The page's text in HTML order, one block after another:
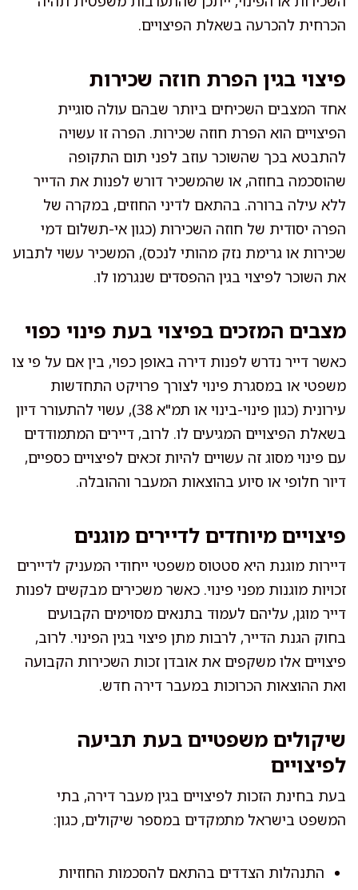
הכרחית להכרעה בשאלת הפיצויים.
פיצוי בגין הפרת חוזה שכירות
אחד המצבים השכיחים ביותר שבהם עולה סוגיית
הפיצויים הוא הפרת חוזה שכירות. הפרה זו עשויה
להתבטא בכך שהשוכר עוזב לפני תום התקופה
שהוסכמה בחוזה, או שהמשכיר דורש לפנות את הדייר
ללא עילה ברורה. בהתאם לדיני החוזים, במקרה של
הפרה יסודית של חוזה השכירות (כגון אי-תשלום דמי
שכירות או גרימת נזק מהותי לנכס), המשכיר עשוי לתבוע
את השוכר לפיצוי בגין ההפסדים שנגרמו לו.
מצבים המזכים בפיצוי בעת פינוי כפוי
כאשר דייר נדרש לפנות דירה באופן כפוי, בין אם על פי צו
משפטי או במסגרת פינוי לצורך פרויקט התחדשות
עירונית (כגון פינוי-בינוי או תמ"א 38), עשוי להתעורר דיון
בשאלת הפיצויים המגיעים לו. לרוב, דיירים המתמודדים
עם פינוי מסוג זה עשויים להיות זכאים לפיצויים כספיים,
דיור חלופי או סיוע בהוצאות המעבר וההובלה.
פיצויים מיוחדים לדיירים מוגנים
דיירות מוגנת היא סטטוס משפטי ייחודי המעניק לדיירים
זכויות מוגנות מפני פינוי. כאשר משכירים מבקשים לפנות
דייר מוגן, עליהם לעמוד בתנאים מסוימים הקבועים
בחוק הגנת הדייר, לרבות מתן פיצוי בגין הפינוי. לרוב,
פיצויים אלו משקפים את אובדן זכות השכירות הקבועה
ואת ההוצאות הכרוכות במעבר דירה חדש.
שיקולים משפטיים בעת תביעה
לפיצויים
בעת בחינת הזכות לפיצויים בגין מעבר דירה, בתי
המשפט בישראל מתמקדים במספר שיקולים, כגון:
התנהלות הצדדים בהתאם להסכמות החוזיות